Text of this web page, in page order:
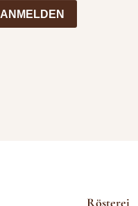
ANMELDEN
Rösterei